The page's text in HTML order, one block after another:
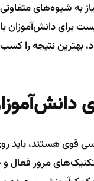
شیوه‌های متفاوتی
برای
بهترین نتیجه را
هستند، باید
تکنیک‌های مرور